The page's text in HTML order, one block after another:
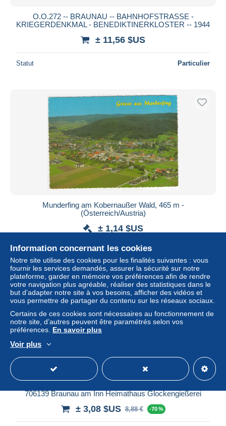
O.O.272 -- BRAUNAU -- BAHNHOFSTRASSE -
KRIEGERDENKMAL - BENEDIKTINERKLOSTER -- 1944
± 11,56 $US
Statut Particulier
Munderfing am Kobernaußer Wald, 465 m -
(Österreich/Austria)
± 1,14 $US
Statut
706139 Braunau am Inn Heimathaus Glockengießerei
± 3,08 $US 8,88 € -70 %
Information concernant les cookies
Notre site utilise des cookies pour les finalités suivantes : vous
fournir les services demandés, assurer la sécurité sur notre
plateforme, garder en mémoire vos préférences afin de rendre
votre navigation plus agréable, réaliser des statistiques dans le
but d’adapter notre site à vos besoins, afficher des vidéos et
vous permettre de partager du contenu sur les réseaux sociaux.
Certains de ces cookies sont nécessaires au fonctionnement de
notre site, d’autres peuvent être paramétrés selon vos
préférences. En savoir plus
Voir plus